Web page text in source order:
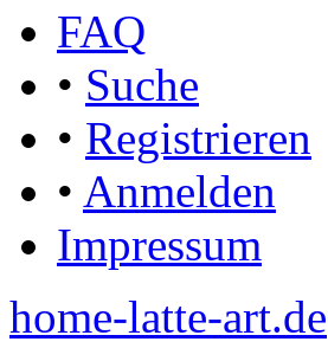
FAQ
• Suche
• Registrieren
• Anmelden
Impressum
home-latte-art.de